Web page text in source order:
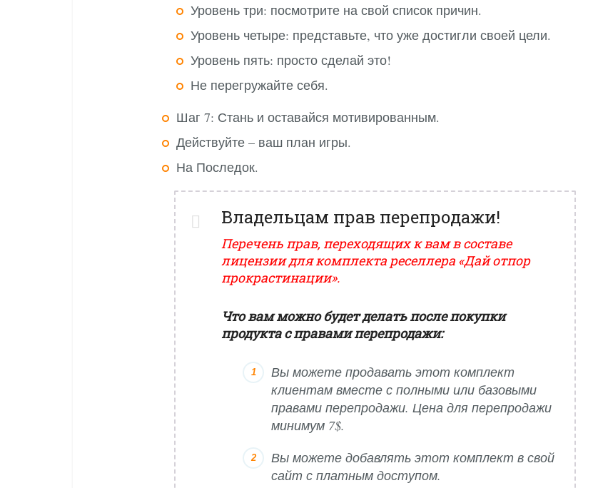
Уровень три: посмотрите на свой список причин.
Уровень четыре: представьте, что уже достигли своей цели.
Уровень пять: просто сделай это!
Не перегружайте себя.
Шаг 7: Стань и оставайся мотивированным.
Действуйте – ваш план игры.
На Последок.
Владельцам прав перепродажи!
Перечень прав, переходящих к вам в составе
лицензии для комплекта реселлера «Дай отпор
прокрастинации».
Что вам можно будет делать после покупки
продукта с правами перепродажи:
Вы можете продавать этот комплект
клиентам вместе с полными или базовыми
правами перепродажи. Цена для перепродажи
минимум 7$.
Вы можете добавлять этот комплект в свой
сайт с платным доступом.